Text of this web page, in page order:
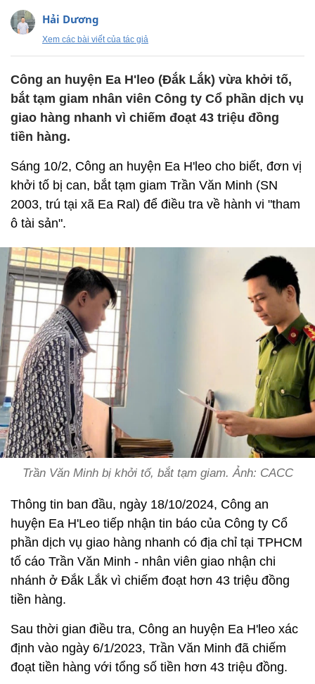
Hải Dương
Xem các bài viết của tác giả
Công an huyện Ea H'leo (Đắk Lắk) vừa khởi tố,
bắt tạm giam nhân viên Công ty Cổ phần dịch vụ
giao hàng nhanh vì chiếm đoạt 43 triệu đồng
tiền hàng.
Sáng 10/2, Công an huyện Ea H'leo cho biết, đơn vị
khởi tố bị can, bắt tạm giam Trần Văn Minh (SN
2003, trú tại xã Ea Ral) để điều tra về hành vi "tham
ô tài sản".
Trần Văn Minh bị khởi tố, bắt tạm giam. Ảnh: CACC
Thông tin ban đầu, ngày 18/10/2024, Công an
huyện Ea H'Leo tiếp nhận tin báo của Công ty Cổ
phần dịch vụ giao hàng nhanh có địa chỉ tại TPHCM
tố cáo Trần Văn Minh - nhân viên giao nhận chi
nhánh ở Đắk Lắk vì chiếm đoạt hơn 43 triệu đồng
tiền hàng.
Sau thời gian điều tra, Công an huyện Ea H'leo xác
định vào ngày 6/1/2023, Trần Văn Minh đã chiếm
đoạt tiền hàng với tổng số tiền hơn 43 triệu đồng.